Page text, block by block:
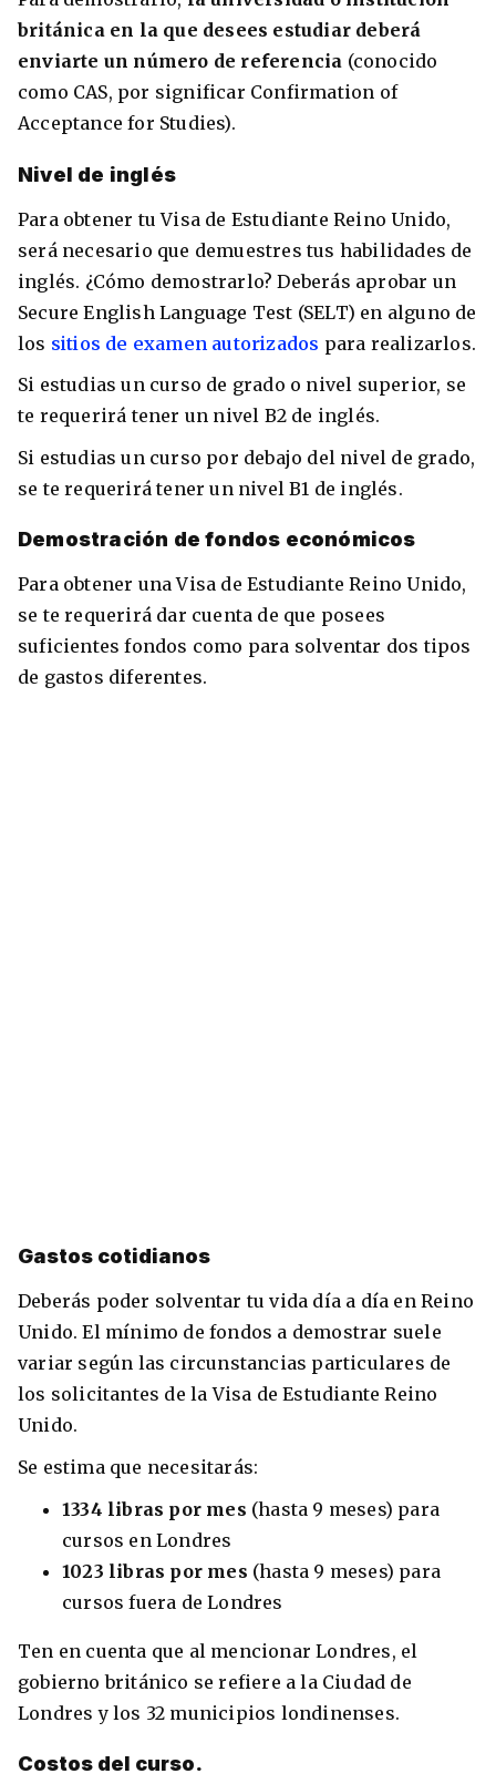
británica en la que desees estudiar deberá
enviarte un número de referencia (conocido
como CAS, por significar Confirmation of
Acceptance for Studies).
Nivel de inglés
Para obtener tu Visa de Estudiante Reino Unido,
será necesario que demuestres tus habilidades de
inglés. ¿Cómo demostrarlo? Deberás aprobar un
Secure English Language Test (SELT) en alguno de
los sitios de examen autorizados para realizarlos.
Si estudias un curso de grado o nivel superior, se
te requerirá tener un nivel B2 de inglés.
Si estudias un curso por debajo del nivel de grado,
se te requerirá tener un nivel B1 de inglés.
Demostración de fondos económicos
Para obtener una Visa de Estudiante Reino Unido,
se te requerirá dar cuenta de que posees
suficientes fondos como para solventar dos tipos
de gastos diferentes.
Gastos cotidianos
Deberás poder solventar tu vida día a día en Reino
Unido. El mínimo de fondos a demostrar suele
variar según las circunstancias particulares de
los solicitantes de la Visa de Estudiante Reino
Unido.
Se estima que necesitarás:
1334 libras por mes (hasta 9 meses) para
cursos en Londres
1023 libras por mes (hasta 9 meses) para
cursos fuera de Londres
Ten en cuenta que al mencionar Londres, el
gobierno británico se refiere a la Ciudad de
Londres y los 32 municipios londinenses.
Costos del curso.